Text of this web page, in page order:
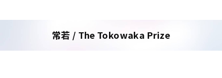
常若 / The Tokowaka Prize